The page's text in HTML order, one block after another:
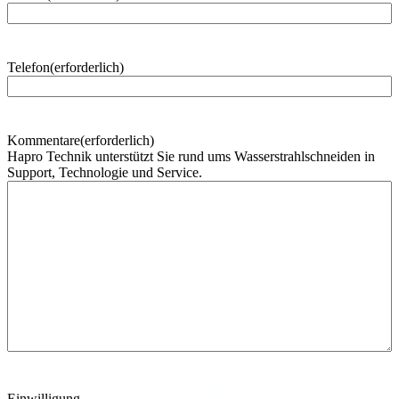
h
n
e
Telefon(erforderlich)
Kommentare(erforderlich)
Hapro Technik unterstützt Sie rund ums Wasserstrahlschneiden in
Support, Technologie und Service.